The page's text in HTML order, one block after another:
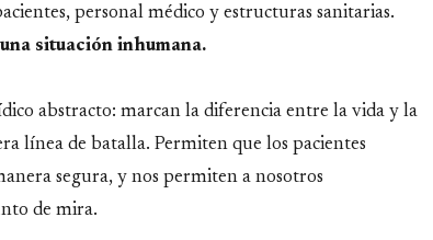
personal médico y estructuras sanitarias.
situación inhumana.
abstracto: marcan la diferencia entre la vida y la
línea de batalla. Permiten que los pacientes
segura, y nos permiten a nosotros
de mira.